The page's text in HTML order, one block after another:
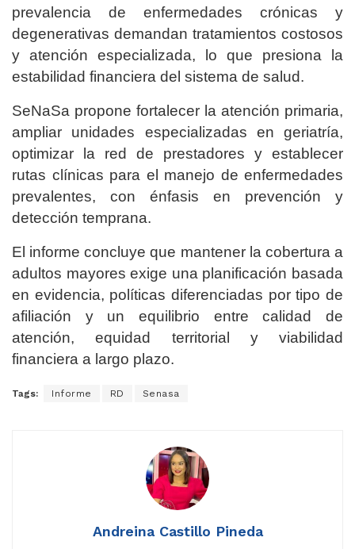
prevalencia de enfermedades crónicas y
degenerativas demandan tratamientos costosos
y atención especializada, lo que presiona la
estabilidad financiera del sistema de salud.
SeNaSa propone fortalecer la atención primaria,
ampliar unidades especializadas en geriatría,
optimizar la red de prestadores y establecer
rutas clínicas para el manejo de enfermedades
prevalentes, con énfasis en prevención y
detección temprana.
El informe concluye que mantener la cobertura a
adultos mayores exige una planificación basada
en evidencia, políticas diferenciadas por tipo de
afiliación y un equilibrio entre calidad de
atención, equidad territorial y viabilidad
financiera a largo plazo.
Tags: Informe RD Senasa
Andreina Castillo Pineda